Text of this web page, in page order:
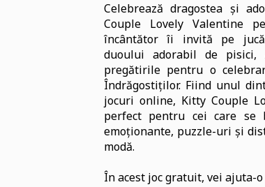
Celebrează dragostea și
Couple Lovely Valentine
încântător îi invită pe
duoului adorabil de
pregătirile pentru o
Îndrăgostiților. Fiind unul
jocuri online, Kitty Couple
perfect pentru cei care se
emoționante, puzzle-uri și
modă.
În acest joc gratuit, vei ajuta-